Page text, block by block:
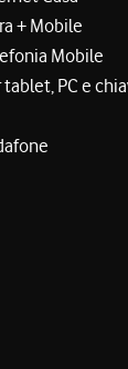
+ Mobile
Mobile
PC e